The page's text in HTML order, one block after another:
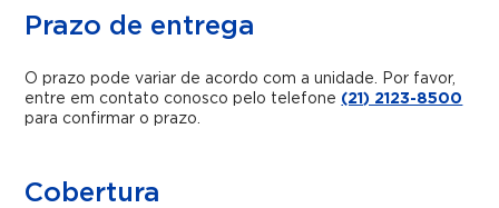
Prazo de entrega
O prazo pode variar de acordo com a unidade. Por favor,
entre em contato conosco pelo telefone (21) 2123-8500
para confirmar o prazo.
Cobertura